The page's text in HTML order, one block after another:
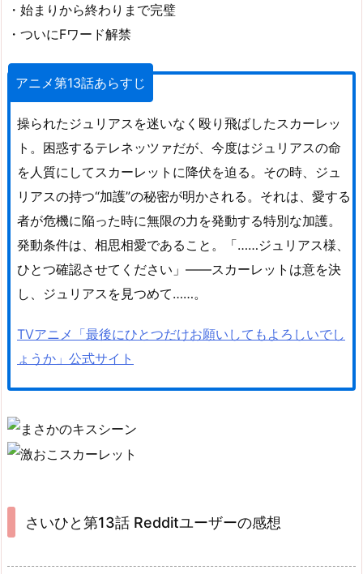
・始まりから終わりまで完璧
・ついにFワード解禁
アニメ第13話あらすじ
操られたジュリアスを迷いなく殴り飛ばしたスカーレッ
ト。困惑するテレネッツァだが、今度はジュリアスの命
を人質にしてスカーレットに降伏を迫る。その時、ジュ
リアスの持つ“加護”の秘密が明かされる。それは、愛する
者が危機に陥った時に無限の力を発動する特別な加護。
発動条件は、相思相愛であること。「……ジュリアス様、
ひとつ確認させてください」――スカーレットは意を決
し、ジュリアスを見つめて……。
TVアニメ「最後にひとつだけお願いしてもよろしいでし
ょうか」公式サイト
さいひと第13話 Redditユーザーの感想